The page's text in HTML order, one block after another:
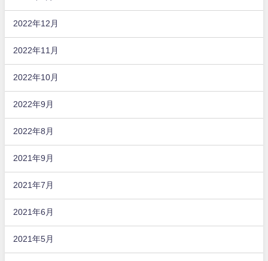
2022年12月
2022年11月
2022年10月
2022年9月
2022年8月
2021年9月
2021年7月
2021年6月
2021年5月